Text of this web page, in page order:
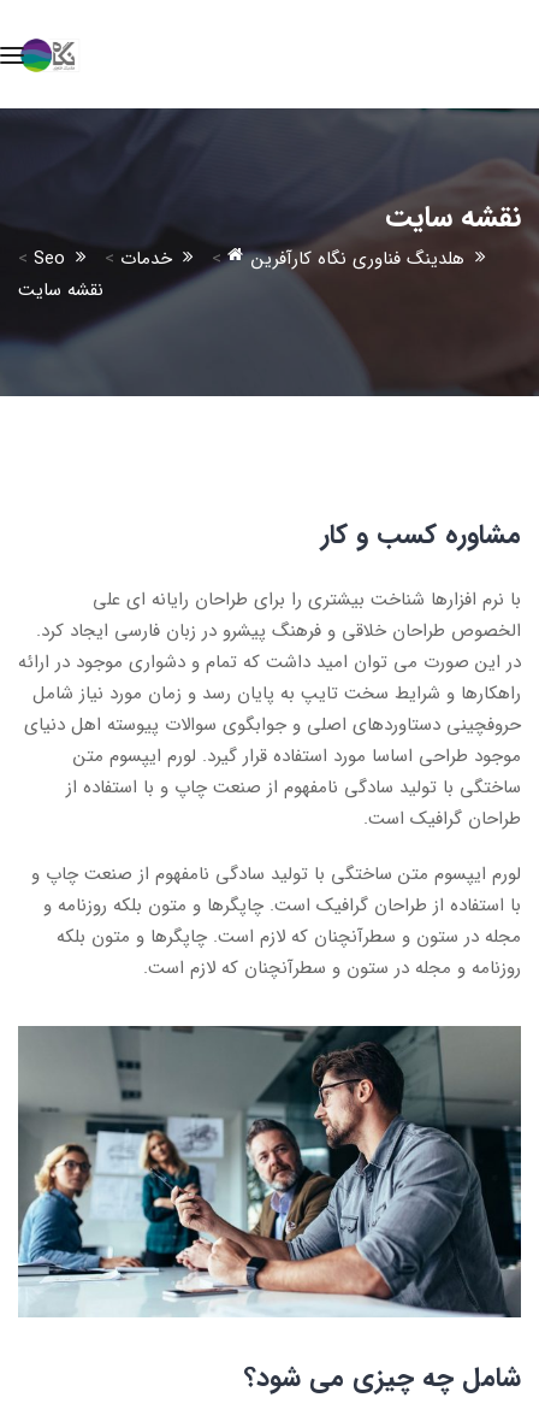
نقشه سایت
هلدینگ فناوری نگاه کارآفرین > خدمات >
Seo
>
نقشه سایت
مشاوره کسب و کار
با نرم افزارها شناخت بیشتری را برای طراحان رایانه ای علی
الخصوص طراحان خلاقی و فرهنگ پیشرو در زبان فارسی ایجاد کرد.
در این صورت می توان امید داشت که تمام و دشواری موجود در ارائه
راهکارها و شرایط سخت تایپ به پایان رسد و زمان مورد نیاز شامل
حروفچینی دستاوردهای اصلی و جوابگوی سوالات پیوسته اهل دنیای
موجود طراحی اساسا مورد استفاده قرار گیرد. لورم ایپسوم متن
ساختگی با تولید سادگی نامفهوم از صنعت چاپ و با استفاده از
طراحان گرافیک است.
لورم ایپسوم متن ساختگی با تولید سادگی نامفهوم از صنعت چاپ و
با استفاده از طراحان گرافیک است. چاپگرها و متون بلکه روزنامه و
مجله در ستون و سطرآنچنان که لازم است. چاپگرها و متون بلکه
روزنامه و مجله در ستون و سطرآنچنان که لازم است.
شامل چه چیزی می شود؟